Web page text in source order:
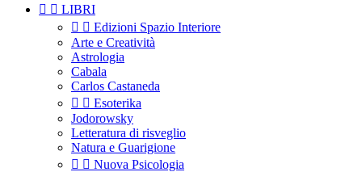
  LIBRI
  Edizioni Spazio Interiore
Arte e Creatività
Astrologia
Cabala
Carlos Castaneda
  Esoterika
Jodorowsky
Letteratura di risveglio
Natura e Guarigione
  Nuova Psicologia